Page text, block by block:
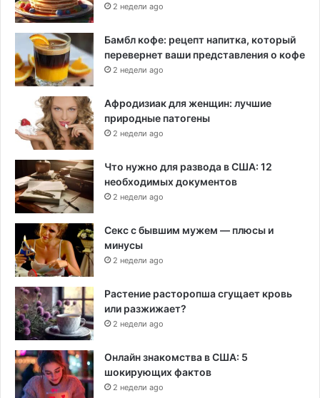
2 недели ago
Бамбл кофе: рецепт напитка, который
перевернет ваши представления о кофе
2 недели ago
Афродизиак для женщин: лучшие
природные патогены
2 недели ago
Что нужно для развода в США: 12
необходимых документов
2 недели ago
Секс с бывшим мужем — плюсы и
минусы
2 недели ago
Растение расторопша сгущает кровь
или разжижает?
2 недели ago
Онлайн знакомства в США: 5
шокирующих фактов
2 недели ago